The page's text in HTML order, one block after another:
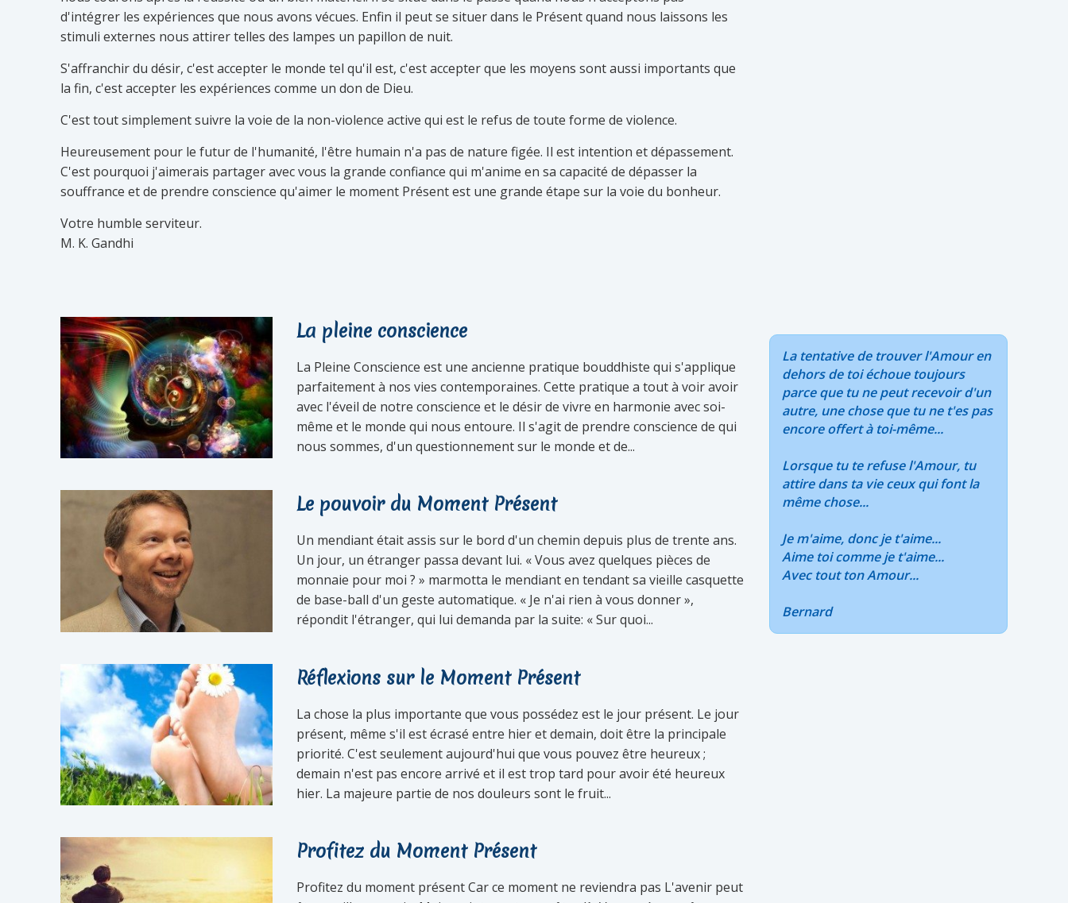
d'intégrer les expériences que nous avons vécues. Enfin il peut se situer dans le Présent quand nous laissons les
stimuli externes nous attirer telles des lampes un papillon de nuit.
S'affranchir du désir, c'est accepter le monde tel qu'il est, c'est accepter que les moyens sont aussi importants que
la fin, c'est accepter les expériences comme un don de Dieu.
C'est tout simplement suivre la voie de la non-violence active qui est le refus de toute forme de violence.
Heureusement pour le futur de l'humanité, l'être humain n'a pas de nature figée. Il est intention et dépassement.
C'est pourquoi j'aimerais partager avec vous la grande confiance qui m'anime en sa capacité de dépasser la
souffrance et de prendre conscience qu'aimer le moment Présent est une grande étape sur la voie du bonheur.
Votre humble serviteur.
M. K. Gandhi
La pleine conscience
La Pleine Conscience est une ancienne pratique bouddhiste qui s'applique
parfaitement à nos vies contemporaines. Cette pratique a tout à voir avoir
avec l'éveil de notre conscience et le désir de vivre en harmonie avec soi-
même et le monde qui nous entoure. Il s'agit de prendre conscience de qui
nous sommes, d'un questionnement sur le monde et de...
Le pouvoir du Moment Présent
Un mendiant était assis sur le bord d'un chemin depuis plus de trente ans.
Un jour, un étranger passa devant lui. « Vous avez quelques pièces de
monnaie pour moi ? » marmotta le mendiant en tendant sa vieille casquette
de base-ball d'un geste automatique. « Je n'ai rien à vous donner »,
répondit l'étranger, qui lui demanda par la suite: « Sur quoi...
Réflexions sur le Moment Présent
La chose la plus importante que vous possédez est le jour présent. Le jour
présent, même s'il est écrasé entre hier et demain, doit être la principale
priorité. C'est seulement aujourd'hui que vous pouvez être heureux ;
demain n'est pas encore arrivé et il est trop tard pour avoir été heureux
hier. La majeure partie de nos douleurs sont le fruit...
Profitez du Moment Présent
Profitez du moment présent Car ce moment ne reviendra pas L'avenir peut
La tentative de trouver l'Amour en
dehors de toi échoue toujours
parce que tu ne peut recevoir d'un
autre, une chose que tu ne t'es pas
encore offert à toi-même...
Lorsque tu te refuse l'Amour, tu
attire dans ta vie ceux qui font la
même chose...
Je m'aime, donc je t'aime...
Aime toi comme je t'aime...
Avec tout ton Amour...
Bernard